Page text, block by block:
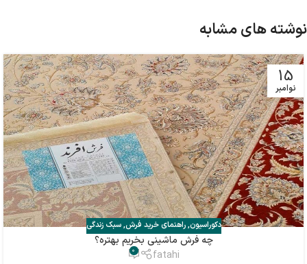
نوشته های مشابه
15
نوامبر
دکوراسیون,راهنمای خرید فرش,سبک زندگی
چه فرش ماشینی بخریم بهتره؟
fatahi
0